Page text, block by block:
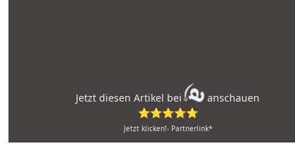
Jetzt diesen Artikel bei
anschauen
⭐⭐⭐⭐⭐
Jetzt klicken!- Partnerlink*